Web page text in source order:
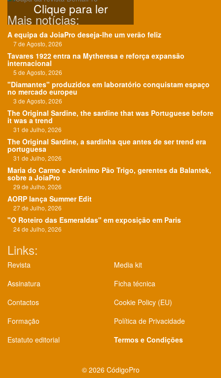
Clique para ler
Mais notícias:
A equipa da JoiaPro deseja-lhe um verão feliz
7 de Agosto, 2026
Tavares 1922 entra na Mytheresa e reforça expansão
internacional
5 de Agosto, 2026
"Diamantes" produzidos em laboratório conquistam espaço
no mercado europeu
3 de Agosto, 2026
The Original Sardine, the sardine that was Portuguese before
it was a trend
31 de Julho, 2026
The Original Sardine, a sardinha que antes de ser trend era
portuguesa
31 de Julho, 2026
Maria do Carmo e Jerónimo Pão Trigo, gerentes da Balantek,
sobre a JoiaPro
29 de Julho, 2026
AORP lança Summer Edit
27 de Julho, 2026
"O Roteiro das Esmeraldas" em exposição em Paris
24 de Julho, 2026
Links:
Revista
Assinatura
Contactos
Formação
Estatuto editorial
Media kit
Ficha técnica
Cookie Policy (EU)
Política de Privacidade
Termos e Condições
© 2026 CódigoPro